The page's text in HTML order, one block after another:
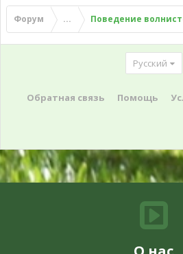
Форум ... Поведение
Русский
Обратная связь Помощь